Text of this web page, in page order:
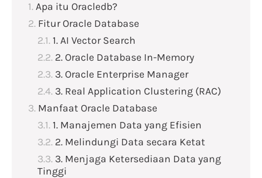
Apa itu Oracledb?
Fitur Oracle Database
1. AI Vector Search
2. Oracle Database In-Memory
3. Oracle Enterprise Manager
3. Real Application Clustering (RAC)
Manfaat Oracle Database
1. Manajemen Data yang Efisien
2. Melindungi Data secara Ketat
3. Menjaga Ketersediaan Data yang
Tinggi